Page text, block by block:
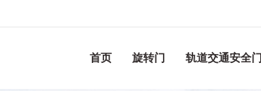
首页 旋转门 轨道交通安全门